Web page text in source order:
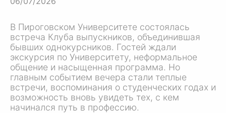
В Пироговском Университете состоялась
встреча Клуба выпускников, объединившая
бывших однокурсников. Гостей ждали
экскурсия по Университету, неформальное
общение и насыщенная программа. Но
главным событием вечера стали теплые
встречи, воспоминания о студенческих годах и
возможность вновь увидеть тех, с кем
начинался путь в профессию.